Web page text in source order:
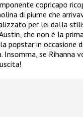
copricapo
di piume che
per lei dalla
che non è la
popstar in occasione
Insomma, se